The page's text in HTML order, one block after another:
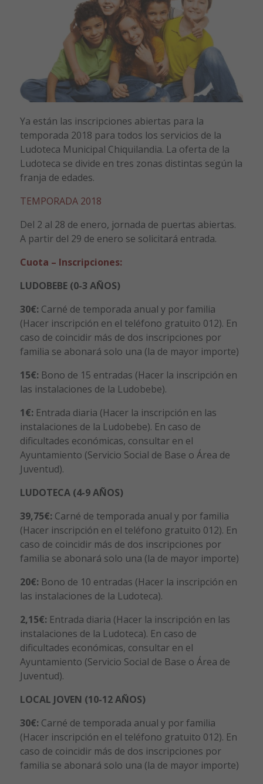
Ya están las inscripciones abiertas para la
temporada 2018 para todos los servicios de la
Ludoteca Municipal Chiquilandia. La oferta de la
Ludoteca se divide en tres zonas distintas según la
franja de edades.
TEMPORADA 2018
Del 2 al 28 de enero, jornada de puertas abiertas.
A partir del 29 de enero se solicitará entrada.
Cuota – Inscripciones:
LUDOBEBE (0-3 AÑOS)
30€: Carné de temporada anual y por familia
(Hacer inscripción en el teléfono gratuito 012). En
caso de coincidir más de dos inscripciones por
familia se abonará solo una (la de mayor importe)
15€: Bono de 15 entradas (Hacer la inscripción en
las instalaciones de la Ludobebe).
1€: Entrada diaria (Hacer la inscripción en las
instalaciones de la Ludobebe). En caso de
dificultades económicas, consultar en el
Ayuntamiento (Servicio Social de Base o Área de
Juventud).
LUDOTECA (4-9 AÑOS)
39,75€: Carné de temporada anual y por familia
(Hacer inscripción en el teléfono gratuito 012). En
caso de coincidir más de dos inscripciones por
familia se abonará solo una (la de mayor importe)
20€: Bono de 10 entradas (Hacer la inscripción en
las instalaciones de la Ludoteca).
2,15€: Entrada diaria (Hacer la inscripción en las
instalaciones de la Ludoteca). En caso de
dificultades económicas, consultar en el
Ayuntamiento (Servicio Social de Base o Área de
Juventud).
LOCAL JOVEN (10-12 AÑOS)
30€: Carné de temporada anual y por familia
(Hacer inscripción en el teléfono gratuito 012). En
caso de coincidir más de dos inscripciones por
familia se abonará solo una (la de mayor importe)